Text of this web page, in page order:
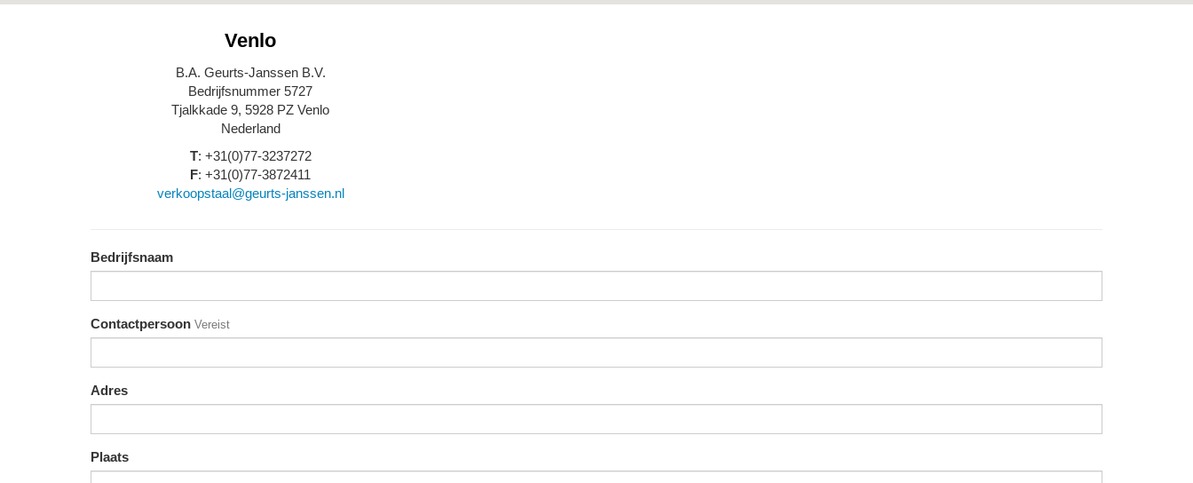
Venlo
B.A. Geurts-Janssen B.V.
Bedrijfsnummer 5727
Tjalkkade 9, 5928 PZ Venlo
Nederland
T: +31(0)77-3237272
F: +31(0)77-3872411
verkoopstaal@geurts-janssen.nl
Bedrijfsnaam
Contactpersoon Vereist
Adres
Plaats